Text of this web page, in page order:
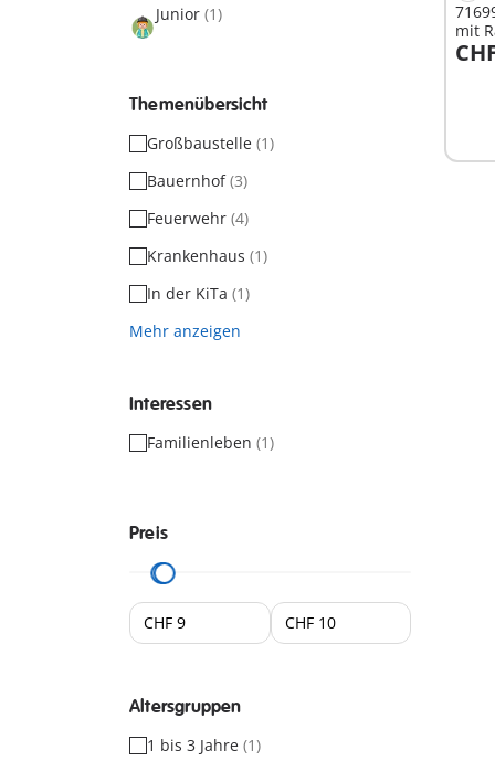
Junior (1)
Themenübersicht
Großbaustelle (1)
Bauernhof(3)
Feuerwehr (4)
Krankenhaus (1)
In der KiTa (1)
Mehr anzeigen
Interessen
Familienleben (1)
Preis
Altersgruppen
1 bis 3 Jahre (1)
mit